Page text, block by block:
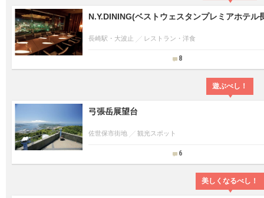
N.Y.DINING(ベストウェスタンプレミアホテル
長崎駅・大波止 レストラン・洋食
8
遊ぶべし！
弓張岳展望台
佐世保市街地 観光スポット
6
美しくなるべし！